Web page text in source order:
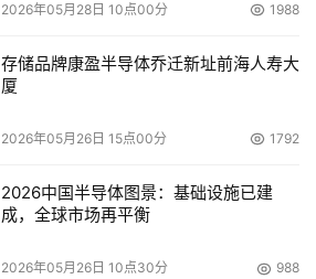
2026年05月28日 10点00分 1988
存储品牌康盈半导体乔迁新址前海人寿大
厦
2026年05月26日 15点00分 1792
2026中国半导体图景：基础设施已建
成，全球市场再平衡
2026年05月26日 10点30分 988